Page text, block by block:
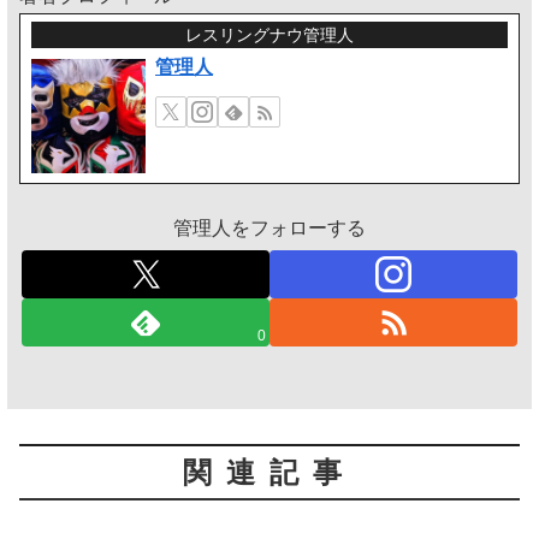
レスリングナウ管理人
管理人
管理人をフォローする
0
関連記事